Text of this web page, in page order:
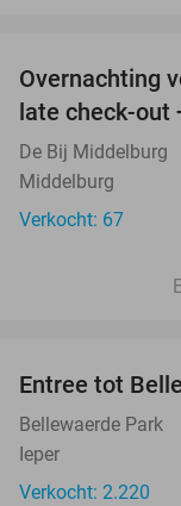
Overnachting
late check-out
De Bij Middelburg
Middelburg
Verkocht: 67
Entree tot
Bellewaerde Park
Ieper
Verkocht: 2.220